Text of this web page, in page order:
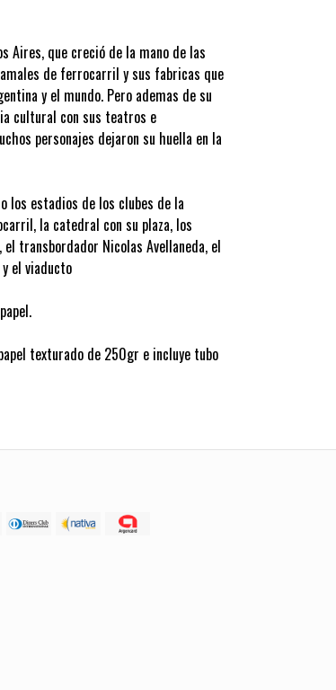
Aires, que creció de la mano de las
de ferrocarril y sus fabricas que
y el mundo. Pero ademas de su
cultural con sus teatros e
personajes dejaron su huella en la
los estadios de los clubes de la
la catedral con su plaza, los
transbordador Nicolas Avellaneda, el
el viaducto
texturado de 250gr e incluye tubo